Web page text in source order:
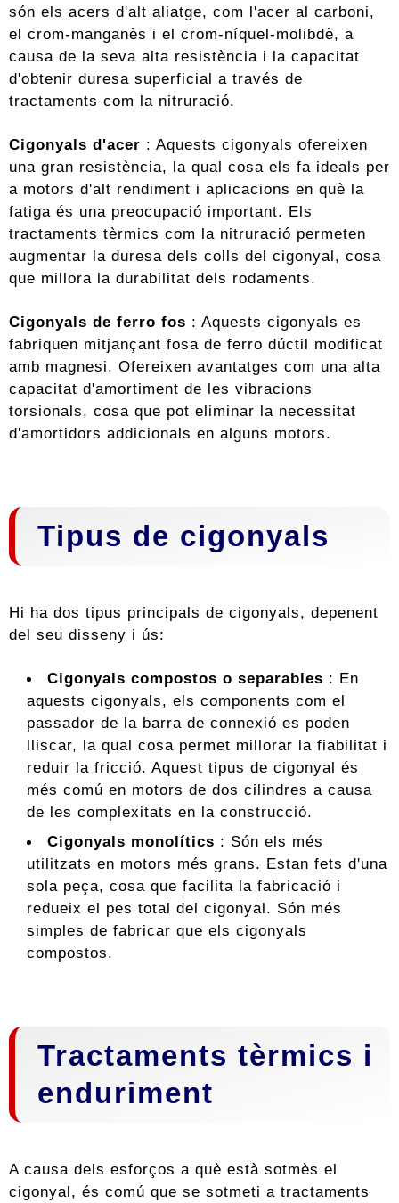
són els acers d'alt aliatge, com l'acer al carboni,
el crom-manganès i el crom-níquel-molibdè, a
causa de la seva alta resistència i la capacitat
d'obtenir duresa superficial a través de
tractaments com la nitruració.
Cigonyals d'acer : Aquests cigonyals ofereixen
una gran resistència, la qual cosa els fa ideals per
a motors d'alt rendiment i aplicacions en què la
fatiga és una preocupació important. Els
tractaments tèrmics com la nitruració permeten
augmentar la duresa dels colls del cigonyal, cosa
que millora la durabilitat dels rodaments.
Cigonyals de ferro fos : Aquests cigonyals es
fabriquen mitjançant fosa de ferro dúctil modificat
amb magnesi. Ofereixen avantatges com una alta
capacitat d'amortiment de les vibracions
torsionals, cosa que pot eliminar la necessitat
d'amortidors addicionals en alguns motors.
Tipus de cigonyals
Hi ha dos tipus principals de cigonyals, depenent
del seu disseny i ús:
Cigonyals compostos o separables : En
aquests cigonyals, els components com el
passador de la barra de connexió es poden
lliscar, la qual cosa permet millorar la fiabilitat i
reduir la fricció. Aquest tipus de cigonyal és
més comú en motors de dos cilindres a causa
de les complexitats en la construcció.
Cigonyals monolítics : Són els més
utilitzats en motors més grans. Estan fets d'una
sola peça, cosa que facilita la fabricació i
redueix el pes total del cigonyal. Són més
simples de fabricar que els cigonyals
compostos.
Tractaments tèrmics i
enduriment
A causa dels esforços a què està sotmès el
cigonyal, és comú que se sotmeti a tractaments